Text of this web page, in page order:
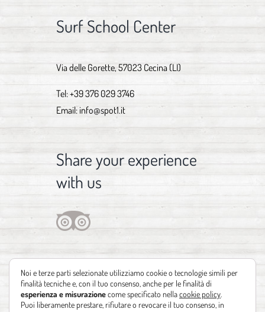
Surf School Center
Via delle Gorette, 57023 Cecina (LI)
Tel:+39 376 029 3746
Email: info@spot1.it
Share your experience
with us
Noi e terze parti selezionate utilizziamo cookie o tecnologie simili per
finalità tecniche e, con il tuo consenso, anche per le finalità di
esperienza e misurazionecome specificato nellacookie policy
Puoi liberamente prestare, rifiutare o revocare il tuo consenso, in